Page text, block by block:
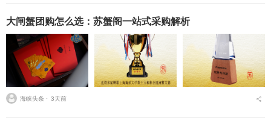
大闸蟹团购怎么选：苏蟹阁一站式采购解析
海峡头条 ⋅ 3天前